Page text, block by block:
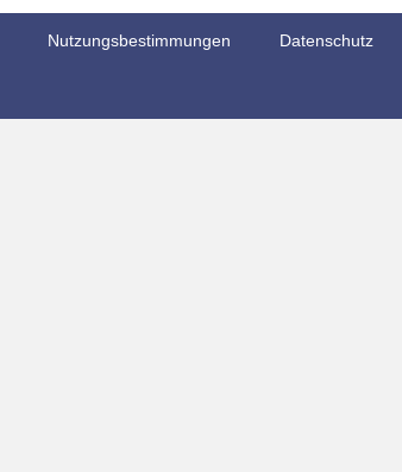
Nutzungsbestimmungen Datenschutz